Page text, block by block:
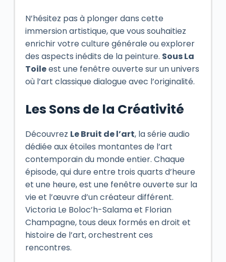
N’hésitez pas à plonger dans cette
immersion artistique, que vous souhaitiez
enrichir votre culture générale ou explorer
des aspects inédits de la peinture. Sous La
Toileest une fenêtre ouverte sur un univers
où l’art classique dialogue avec l’originalité.
Les Sons de la Créativité
Découvrez Le Bruit de l’art, la série audio
dédiée aux étoiles montantes de l’art
contemporain du monde entier. Chaque
épisode, qui dure entre trois quarts d’heure
et une heure, est une fenêtre ouverte sur la
vie et l’œuvre d’un créateur différent.
Victoria Le Boloc’h-Salama et Florian
Champagne, tous deux formés en droit et
histoire de l’art, orchestrent ces
rencontres.